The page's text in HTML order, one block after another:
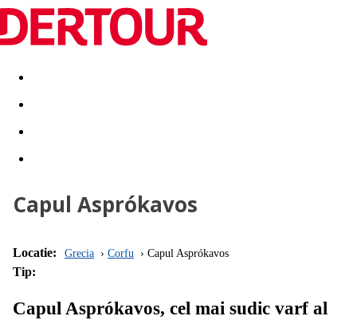
Destinatii Vacanta perfecta OFERTE DE NERATAT
Capul Asprókavos
Locatie: Grecia Corfu Capul Asprókavos
Tip:
Capul Asprókavos, cel mai sudic varf al